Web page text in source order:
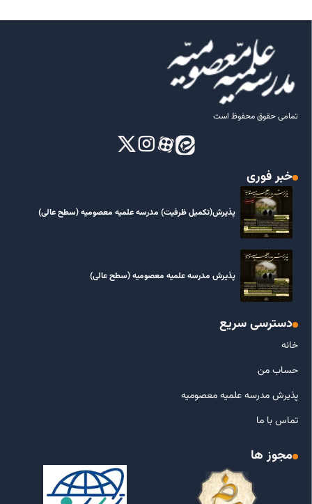
تمامی حقوق محفوظ است
خبر فوری
پذیرش(تکمیل ظرفیت) مدرسه علمیه معصومیه‌ (سطح عالی)
پذیرش مدرسه علمیه معصومیه‌ (سطح عالی)
دسترسی سریع
خانه
حساب من
پذیرش مدرسه علمیه معصومیه
تماس با ما
مجوز ها